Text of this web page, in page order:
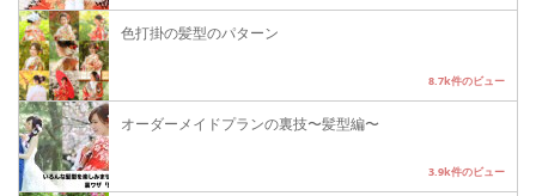
色打掛の髪型のパターン
8.7k件のビュー
オーダーメイドプランの裏技〜髪型編〜
3.9k件のビュー